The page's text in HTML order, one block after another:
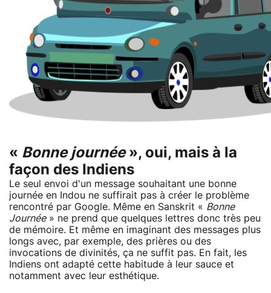
« Bonne journée», oui, mais à la
façon des Indiens
Le seul envoi d'un message souhaitant une bonne
journée en Indou ne suffirait pas à créer le problème
rencontré par Google. Même en Sanskrit « Bonne
Journée» ne prend que quelques lettres donc très peu
de mémoire. Et même en imaginant des messages plus
longs avec, par exemple, des prières ou des
invocations de divinités, ça ne suffit pas. En fait, les
Indiens ont adapté cette habitude à leur sauce et
notamment avec leur esthétique.